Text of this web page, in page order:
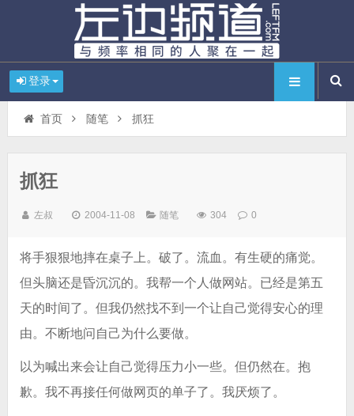
登录
首页 随笔 抓狂
抓狂
左叔 2004-11-08 随笔 304 0
将手狠狠地摔在桌子上。破了。流血。有生硬的痛觉。
但头脑还是昏沉沉的。我帮一个人做网站。已经是第五
天的时间了。但我仍然找不到一个让自己觉得安心的理
由。不断地问自己为什么要做。
以为喊出来会让自己觉得压力小一些。但仍然在。抱
歉。我不再接任何做网页的单子了。我厌烦了。